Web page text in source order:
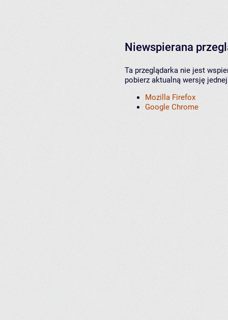
Niewspierana
Ta przeglądarka nie jest
pobierz aktualną wersję
Mozilla Firefox
Google Chrome